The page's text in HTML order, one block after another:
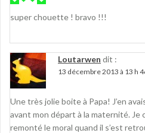
super chouette ! bravo !!!
Loutarwen dit :
13 décembre 2013 à 13 h
Une très jolie boite à Papa! J’en
avant mon départ à la maternité. Je
remonté le moral quand il s’est